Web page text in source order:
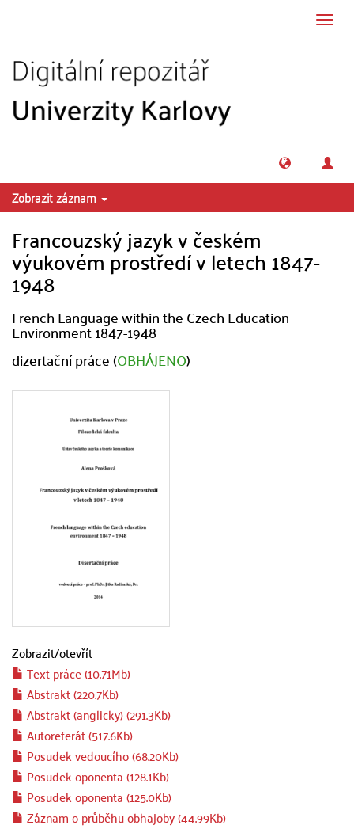
Zobrazit záznam
Francouzský jazyk v českém
výukovém prostředí v letech 1847-
1948
French Language within the Czech Education
Environment 1847-1948
dizertační práce (OBHÁJENO)
Zobrazit/otevřít
Text práce (10.71Mb)
Abstrakt (220.7Kb)
Abstrakt (anglicky) (291.3Kb)
Autoreferát (517.6Kb)
Posudek vedoucího (68.20Kb)
Posudek oponenta (128.1Kb)
Posudek oponenta (125.0Kb)
Záznam o průběhu obhajoby (44.99Kb)